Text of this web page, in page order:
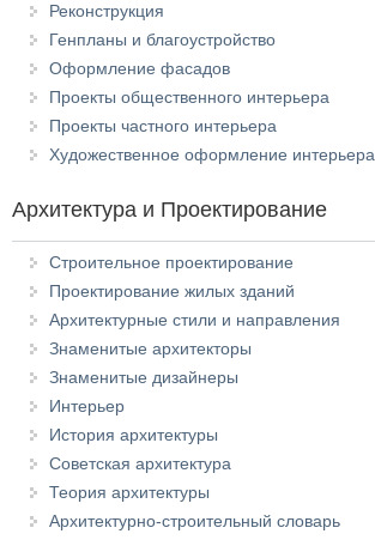
Реконструкция
Генпланы и благоустройство
Оформление фасадов
Проекты общественного интерьера
Проекты частного интерьера
Художественное оформление интерьера
Архитектура и Проектирование
Строительное проектирование
Проектирование жилых зданий
Архитектурные стили и направления
Знаменитые архитекторы
Знаменитые дизайнеры
Интерьер
История архитектуры
Советская архитектура
Теория архитектуры
Архитектурно-строительный словарь